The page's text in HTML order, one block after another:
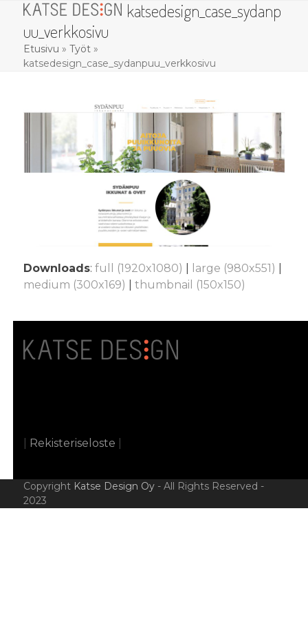
content
Open
mobile
menu
Close
mobile
menu
katsedesign_case_sydanp
uu_verkkosivu
Etusivu » Työt»
katsedesign_case_sydanpuu_verkkosivu
Downloads: full (1920x1080) large (980x551)
medium (300x169)
thumbnail (150x150)
Rekisteriseloste
Copyright Katse Design Oy- All Rights Reserved -
2023